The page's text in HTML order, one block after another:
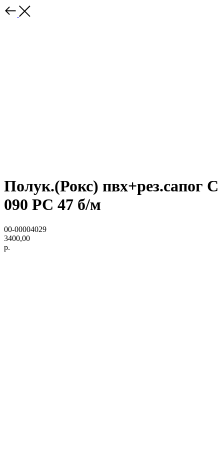
Полук.(Рокс) пвх+рез.сапог С
090 РС 47 б/м
00-00004029
3400,00
р.